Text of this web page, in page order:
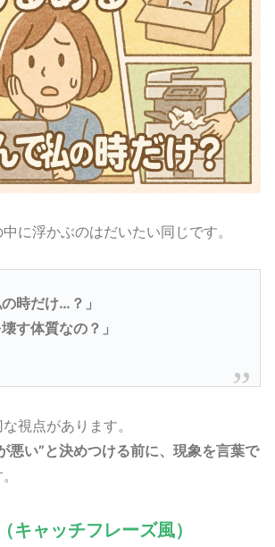
に浮かぶのはだいたい同じです。
時だけ…？」
す体質なの？」
視点があります。
悪い”と決めつける前に、現象を言葉で
キャッチフレーズ風）